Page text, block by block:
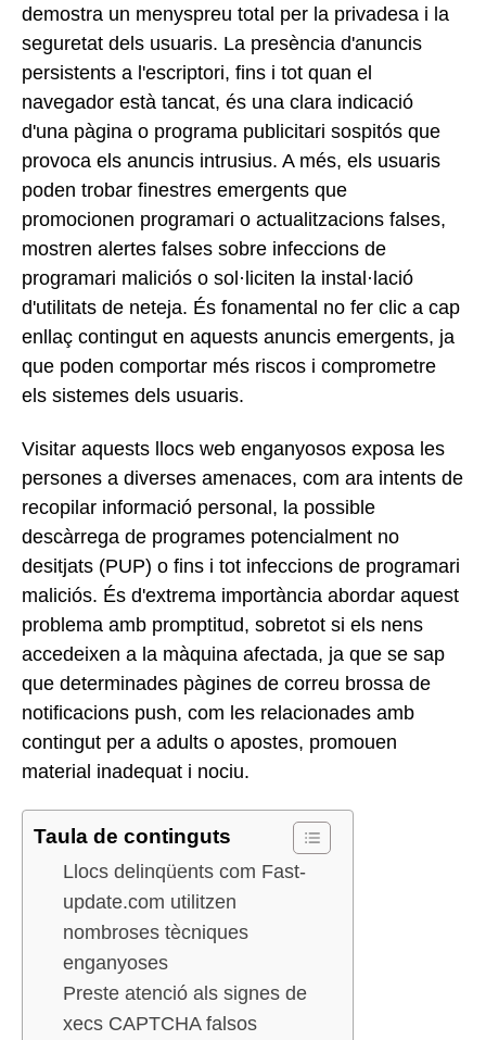
demostra un menyspreu total per la privadesa i la
seguretat dels usuaris. La presència d'anuncis
persistents a l'escriptori, fins i tot quan el
navegador està tancat, és una clara indicació
d'una pàgina o programa publicitari sospitós que
provoca els anuncis intrusius. A més, els usuaris
poden trobar finestres emergents que
promocionen programari o actualitzacions falses,
mostren alertes falses sobre infeccions de
programari maliciós o sol·liciten la instal·lació
d'utilitats de neteja. És fonamental no fer clic a cap
enllaç contingut en aquests anuncis emergents, ja
que poden comportar més riscos i comprometre
els sistemes dels usuaris.
Visitar aquests llocs web enganyosos exposa les
persones a diverses amenaces, com ara intents de
recopilar informació personal, la possible
descàrrega de programes potencialment no
desitjats (PUP) o fins i tot infeccions de programari
maliciós. És d'extrema importància abordar aquest
problema amb promptitud, sobretot si els nens
accedeixen a la màquina afectada, ja que se sap
que determinades pàgines de correu brossa de
notificacions push, com les relacionades amb
contingut per a adults o apostes, promouen
material inadequat i nociu.
Taula de continguts
Llocs delinqüents com Fast-
update.com utilitzen
nombroses tècniques
enganyoses
Preste atenció als signes de
xecs CAPTCHA falsos